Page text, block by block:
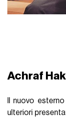
Achraf
Il nuovo
ulteriori